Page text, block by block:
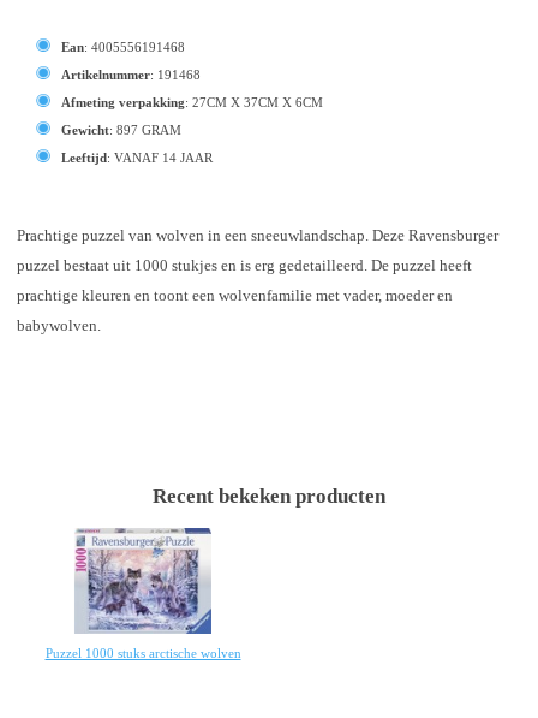
Ean: 4005556191468
Artikelnummer: 191468
Afmeting verpakking: 27CM X 37CM X 6CM
Gewicht: 897 GRAM
Leeftijd: VANAF 14 JAAR
Prachtige puzzel van wolven in een sneeuwlandschap. Deze Ravensburger
puzzel bestaat uit 1000 stukjes en is erg gedetailleerd. De puzzel heeft
prachtige kleuren en toont een wolvenfamilie met vader, moeder en
babywolven.
Recent bekeken producten
Puzzel 1000 stuks arctische wolven